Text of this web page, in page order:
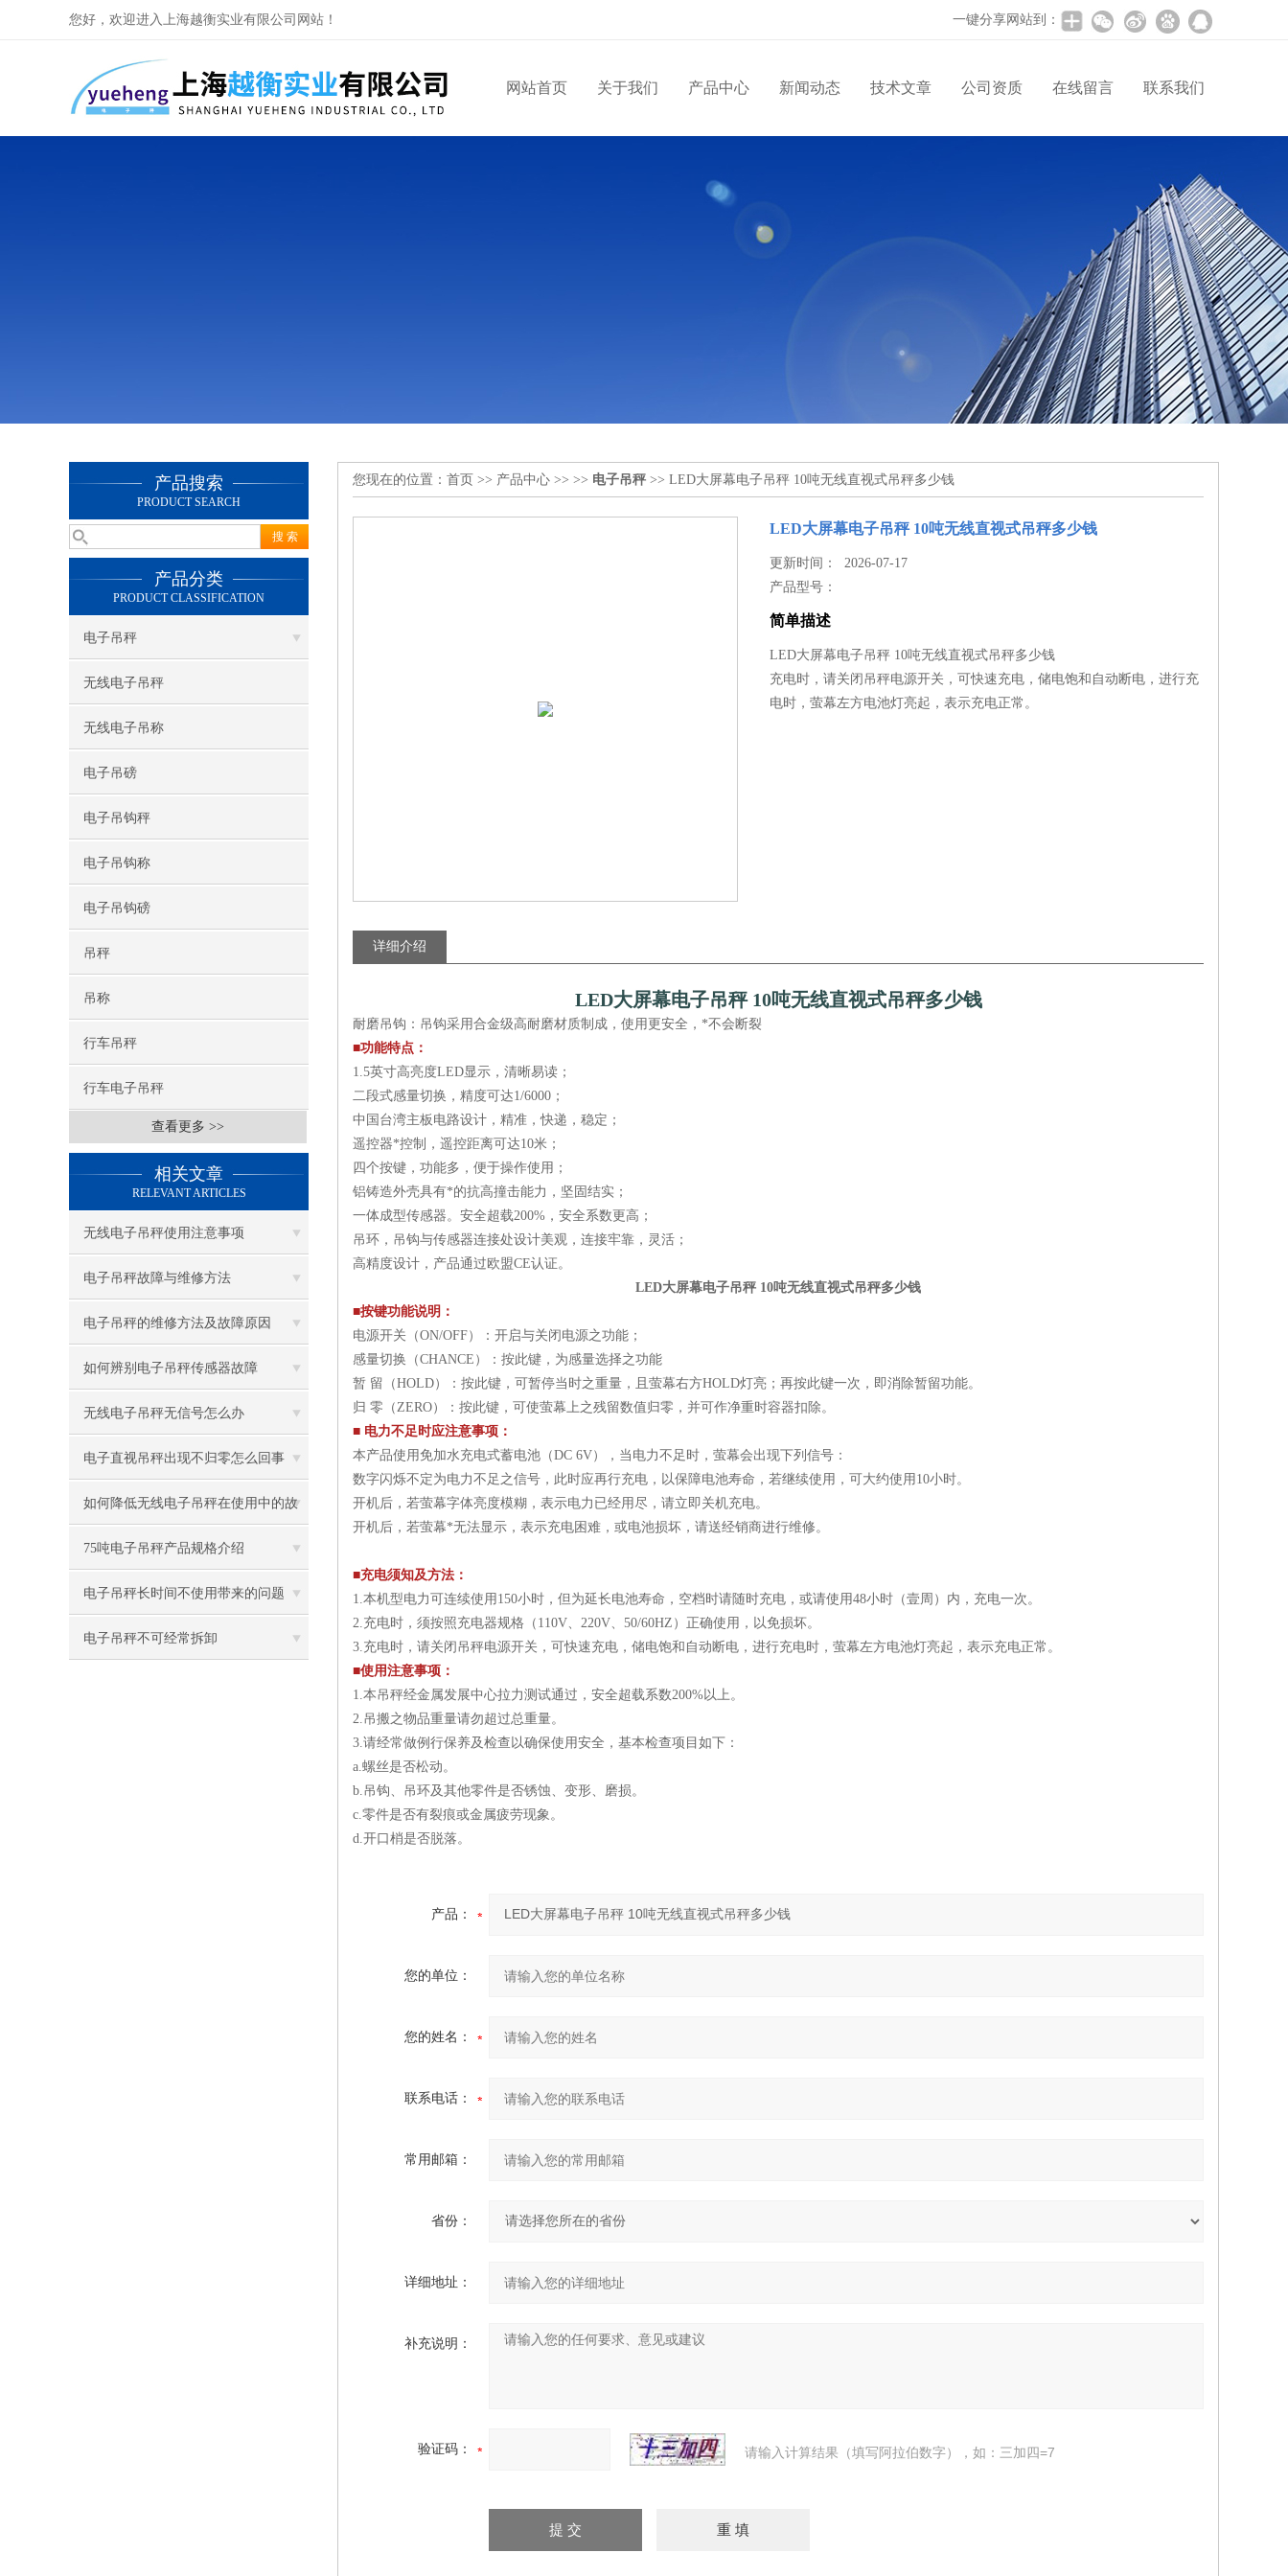
您好，欢迎进入上海越衡实业有限公司网站！ 一键分享网站到：
网站首页 关于我们 产品中心 新闻动态 技术文章 公司资质 在线留言 联系我们
产品搜索
PRODUCT SEARCH
产品分类
PRODUCT CLASSIFICATION
电子吊秤
无线电子吊秤
无线电子吊称
电子吊磅
电子吊钩秤
电子吊钩称
电子吊钩磅
吊秤
吊称
行车吊秤
行车电子吊秤
查看更多 >>
相关文章
RELEVANT ARTICLES
无线电子吊秤使用注意事项
电子吊秤故障与维修方法
电子吊秤的维修方法及故障原因
如何辨别电子吊秤传感器故障
无线电子吊秤无信号怎么办
电子直视吊秤出现不归零怎么回事
如何降低无线电子吊秤在使用中的故
障
75吨电子吊秤产品规格介绍
电子吊秤长时间不使用带来的问题
电子吊秤不可经常拆卸
您现在的位置： 首页 >> 产品中心 >> >> 电子吊秤 >> LED大屏幕电子吊秤 10吨无线直视式吊秤多少钱
LED大屏幕电子吊秤 10吨无线直视式吊秤多少钱
更新时间： 2026-07-17
产品型号：
简单描述
LED大屏幕电子吊秤 10吨无线直视式吊秤多少钱
充电时，请关闭吊秤电源开关，可快速充电，储电饱和自动断电，进行充
电时，萤幕左方电池灯亮起，表示充电正常。
详细介绍
LED大屏幕电子吊秤 10吨无线直视式吊秤多少钱
耐磨吊钩：吊钩采用合金级高耐磨材质制成，使用更安全，*不会断裂
■功能特点：
1.5英寸高亮度LED显示，清晰易读；
二段式感量切换，精度可达1/6000；
中国台湾主板电路设计，精准，快递，稳定；
遥控器*控制，遥控距离可达10米；
四个按键，功能多，便于操作使用；
铝铸造外壳具有*的抗高撞击能力，坚固结实；
一体成型传感器。安全超载200%，安全系数更高；
吊环，吊钩与传感器连接处设计美观，连接牢靠，灵活；
高精度设计，产品通过欧盟CE认证。
LED大屏幕电子吊秤 10吨无线直视式吊秤多少钱
■按键功能说明：
电源开关（ON/OFF）：开启与关闭电源之功能；
感量切换（CHANCE）：按此键，为感量选择之功能
暂 留（HOLD）：按此键，可暂停当时之重量，且萤幕右方HOLD灯亮；再按此键一次，即消除暂留功能。
归 零（ZERO）：按此键，可使萤幕上之残留数值归零，并可作净重时容器扣除。
■ 电力不足时应注意事项：
本产品使用免加水充电式蓄电池（DC 6V），当电力不足时，萤幕会出现下列信号：
数字闪烁不定为电力不足之信号，此时应再行充电，以保障电池寿命，若继续使用，可大约使用10小时。
开机后，若萤幕字体亮度模糊，表示电力已经用尽，请立即关机充电。
开机后，若萤幕*无法显示，表示充电困难，或电池损坏，请送经销商进行维修。
■充电须知及方法：
1.本机型电力可连续使用150小时，但为延长电池寿命，空档时请随时充电，或请使用48小时（壹周）内，充电一次。
2.充电时，须按照充电器规格（110V、220V、50/60HZ）正确使用，以免损坏。
3.充电时，请关闭吊秤电源开关，可快速充电，储电饱和自动断电，进行充电时，萤幕左方电池灯亮起，表示充电正常。
■使用注意事项：
1.本吊秤经金属发展中心拉力测试通过，安全超载系数200%以上。
2.吊搬之物品重量请勿超过总重量。
3.请经常做例行保养及检查以确保使用安全，基本检查项目如下：
a.螺丝是否松动。
b.吊钩、吊环及其他零件是否锈蚀、变形、磨损。
c.零件是否有裂痕或金属疲劳现象。
d.开口梢是否脱落。
产品：
您的单位：
您的姓名：
联系电话：
常用邮箱：
省份：
详细地址：
补充说明：
验证码： 请输入计算结果（填写阿拉伯数字），如：三加四=7